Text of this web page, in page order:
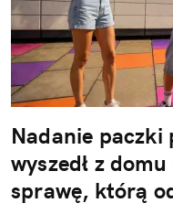
Nadanie paczki
wyszedł z
sprawę, którą